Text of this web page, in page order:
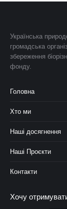
Українська
громадська
збереження
фонду.
Головна
Хто ми
Наші досягнення
Наші Проєкти
Контакти
Хочу